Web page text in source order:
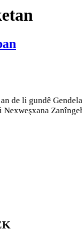
de li gundê
Nexweşxana